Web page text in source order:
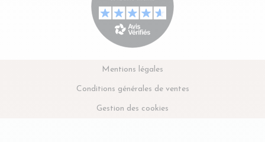
Mentions légales
Conditions générales de ventes
Gestion des cookies